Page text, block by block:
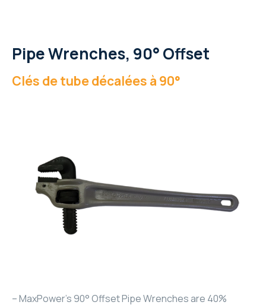
Pipe Wrenches, 90° Offset
Clés de tube décalées à 90°
– MaxPower’s 90° Offset Pipe Wrenches are 40%